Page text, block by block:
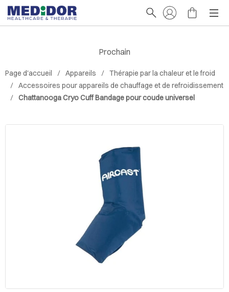
Page d'accueil Appareils
Thérapie par la chaleur et le froid
Accessoires pour appareils de chauffage et de refroidissement
Chattanooga Cryo Cuff Bandage pour coude universel
Prochain